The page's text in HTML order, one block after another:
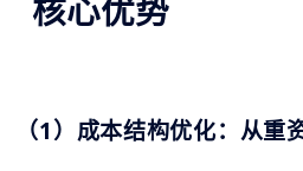
核心优势
（1）成本结构优化：从重